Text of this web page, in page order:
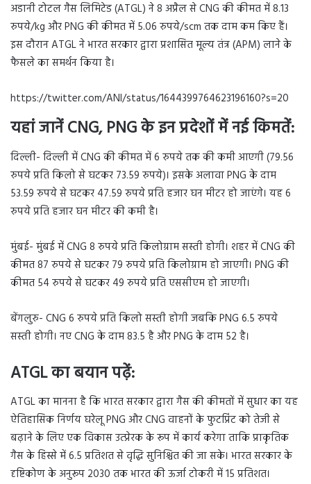
अडानी टोटल गैस लिमिटेड (ATGL) ने 8 अप्रैल से CNG की कीमत में 8.13
रुपये/kg और PNG की कीमत में 5.06 रुपये/scm तक दाम कम किए हैं।
इस दौरान ATGL ने भारत सरकार द्वारा प्रशासित मूल्य तंत्र (APM) लाने के
फैसले का समर्थन किया है।
https://twitter.com/ANI/status/1644399764623196160?s=20
यहां जानें CNG, PNG के इन प्रदेशों में नई किमतें:
दिल्ली- दिल्ली में CNG की कीमत में 6 रुपये तक की कमी आएगी (79.56
रुपये प्रति किलो से घटकर 73.59 रुपये)। इसके अलावा PNG के दाम
53.59 रुपये से घटकर 47.59 रुपये प्रति हजार घन मीटर हो जाएंगे। यह 6
रुपये प्रति हजार घन मीटर की कमी है।
मुंबई- मुंबई में CNG 8 रुपये प्रति किलोग्राम सस्ती होगी। शहर में CNG की
कीमत 87 रुपये से घटकर 79 रुपये प्रति किलोग्राम हो जाएगी। PNG की
कीमत 54 रुपये से घटकर 49 रुपये प्रति एससीएम हो जाएगी।
बेंगलुरु- CNG 6 रुपये प्रति किलो सस्ती होगी जबकि PNG 6.5 रुपये
सस्ती होगी। नए CNG के दाम 83.5 है और PNG के दाम 52 है।
ATGL का बयान पढ़ें:
ATGL का मानना है कि भारत सरकार द्वारा गैस की कीमतों में सुधार का यह
ऐतिहासिक निर्णय घरेलू PNG और CNG वाहनों के फुटप्रिंट को तेजी से
बढ़ाने के लिए एक विकास उत्प्रेरक के रूप में कार्य करेगा ताकि प्राकृतिक
गैस के हिस्से में 6.5 प्रतिशत से वृद्धि सुनिश्चित की जा सके। भारत सरकार के
दृष्टिकोण के अनुरूप 2030 तक भारत की ऊर्जा टोकरी में 15 प्रतिशत।